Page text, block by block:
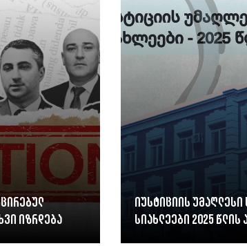
იზრდება
იუსტიციის უმაღლესი
სიახლეები 2025 წლის